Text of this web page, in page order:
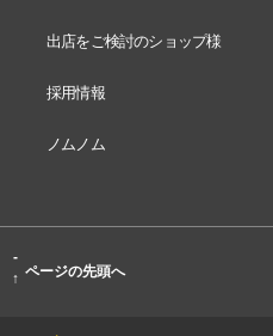
出店をご検討のショップ様
採用情報
ノムノム
-
↑ ページの先頭へ